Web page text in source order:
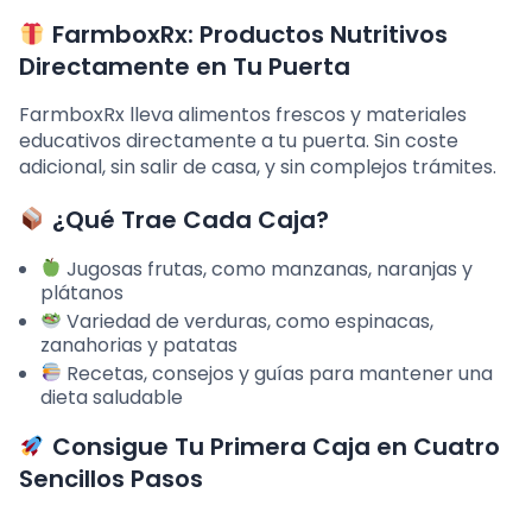
FarmboxRx: Productos Nutritivos
Directamente en Tu Puerta
FarmboxRx lleva alimentos frescos y materiales
educativos directamente a tu puerta. Sin coste
adicional, sin salir de casa, y sin complejos trámites.
¿Qué Trae Cada Caja?
Jugosas frutas, como manzanas, naranjas y
plátanos
Variedad de verduras, como espinacas,
zanahorias y patatas
Recetas, consejos y guías para mantener una
dieta saludable
Consigue Tu Primera Caja en Cuatro
Sencillos Pasos